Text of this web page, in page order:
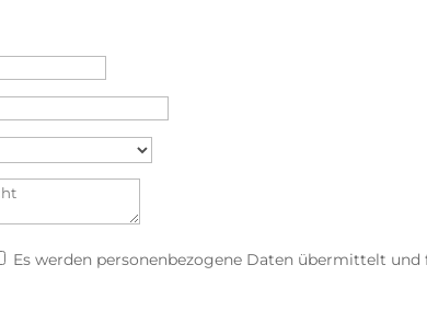
Es werden personenbezogene Daten übermittelt